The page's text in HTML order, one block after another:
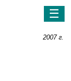
☰
2007 г.